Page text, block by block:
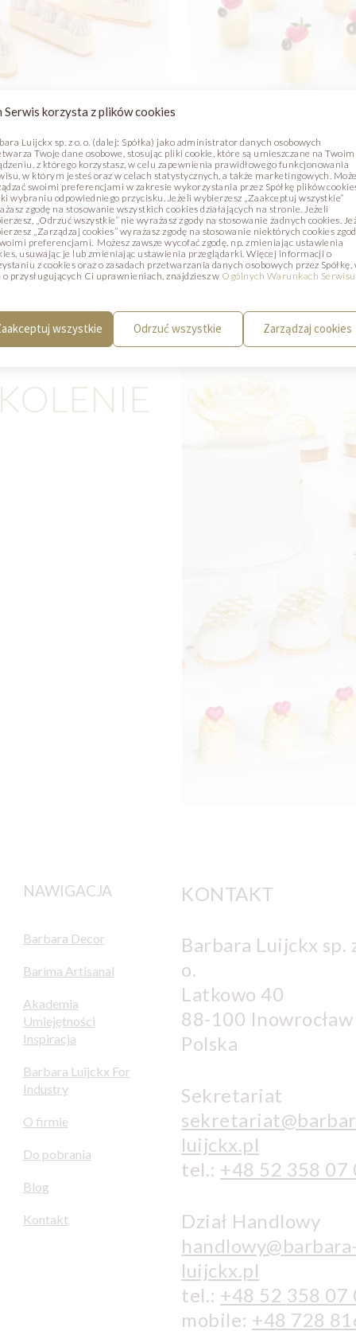
Serwis korzysta z plików cookies
Luijckx sp. z o. o. (dalej: Spółka) jako administrator danych osobowych
Twoje dane osobowe, stosując pliki cookie, które są umieszczane na Twoim
z którego korzystasz, w celu zapewnienia prawidłowego funkcjonowania
w którym jesteś oraz w celach statystycznych, a także marketingowych.
swoimi preferencjami w zakresie wykorzystania przez Spółkę plików
wybraniu odpowiedniego przycisku. Jeżeli wybierzesz „Zaakceptuj wszystkie”
zgodę na stosowanie wszystkich cookies działających na stronie. Jeżeli
„Odrzuć wszystkie” nie wyrażasz zgody na stosowanie żadnych cookies.
„Zarządzaj cookies” wyrażasz zgodę na stosowanie niektórych cookies
preferencjami. Możesz zawsze wycofać zgodę, np. zmieniając ustawienia
usuwając je lub zmieniając ustawienia przeglądarki. Więcej informacji o
z cookies oraz o zasadach przetwarzania danych osobowych przez Spółkę,
przysługujących Ci uprawnieniach, znajdziesz w Ogólnych Warunkach Serwisu
wszystkie Odrzuć wszystkie Zarządzaj cookies
PRINT BIAŁE BIAŁA DAMA
Zdjęcie
NAWIGACJA
Barbara Decor
Barima Artisanal
Akademia
Umiejętności
Inspiracja
Barbara Luijckx For
Industry
O firmie
Do pobrania
Blog
Kontakt
KONTAKT
Barbara Luijckx sp.
o.
Latkowo 40
88-100 Inowrocław
Polska
Sekretariat
luijckx.pl
tel.: +48 52 358 07
Dział Handlowy
luijckx.pl
tel.: +48 52 358 07
mobile: +48 728